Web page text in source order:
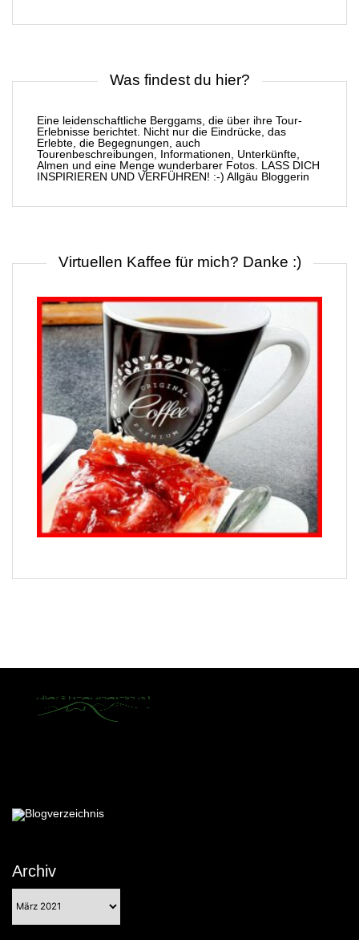
Was findest du hier?
Eine leidenschaftliche Berggams, die über ihre Tour-
Erlebnisse berichtet. Nicht nur die Eindrücke, das
Erlebte, die Begegnungen, auch
Tourenbeschreibungen, Informationen, Unterkünfte,
Almen und eine Menge wunderbarer Fotos. LASS DICH
INSPIRIEREN UND VERFÜHREN! :-) Allgäu Bloggerin
Virtuellen Kaffee für mich? Danke :)
Archiv
Archiv